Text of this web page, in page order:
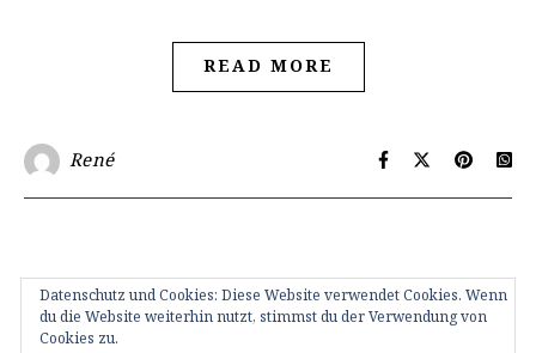
READ MORE
René
Datenschutz und Cookies: Diese Website verwendet Cookies. Wenn
du die Website weiterhin nutzt, stimmst du der Verwendung von
Cookies zu.